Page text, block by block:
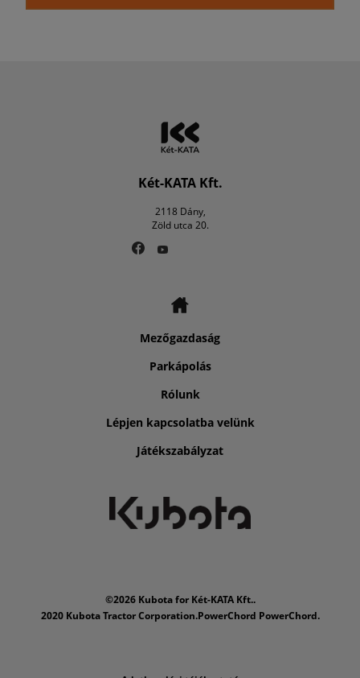
Két-KATA Kft.
2118 Dány,
Zöld utca 20.
Mezőgazdaság
Parkápolás
Rólunk
Lépjen kapcsolatba velünk
Játékszabályzat
©2026 Kubota for Két-KATA Kft..
2020 Kubota Tractor Corporation.PowerChord PowerChord.